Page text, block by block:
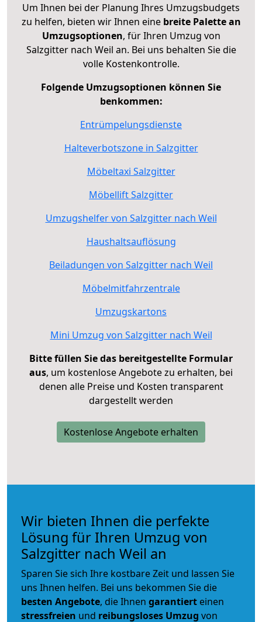
Um Ihnen bei der Planung Ihres Umzugsbudgets
zu helfen, bieten wir Ihnen eine breite Palette an
Umzugsoptionen, für Ihren Umzug von
Salzgitter nach Weil an. Bei uns behalten Sie die
volle Kostenkontrolle.
Folgende Umzugsoptionen können Sie
benkommen:
Entrümpelungsdienste
Halteverbotszone in Salzgitter
Möbeltaxi Salzgitter
Möbellift Salzgitter
Umzugshelfer von Salzgitter nach Weil
Haushaltsauflösung
Beiladungen von Salzgitter nach Weil
Möbelmitfahrzentrale
Umzugskartons
Mini Umzug von Salzgitter nach Weil
Bitte füllen Sie das bereitgestellte Formular
aus, um kostenlose Angebote zu erhalten, bei
denen alle Preise und Kosten transparent
dargestellt werden
Kostenlose Angebote erhalten
Wir bieten Ihnen die perfekte
Lösung für Ihren Umzug von
Salzgitter nach Weil an
Sparen Sie sich Ihre kostbare Zeit und lassen Sie
uns Ihnen helfen. Bei uns bekommen Sie die
besten Angebote, die Ihnen garantiert einen
stressfreien und reibungsloses Umzug von